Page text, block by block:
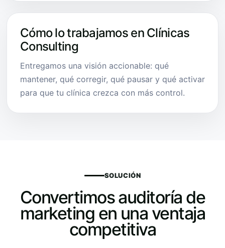
Cómo lo trabajamos en Clínicas
Consulting
Entregamos una visión accionable: qué
mantener, qué corregir, qué pausar y qué activar
para que tu clínica crezca con más control.
SOLUCIÓN
Convertimos auditoría de
marketing en una ventaja
competitiva